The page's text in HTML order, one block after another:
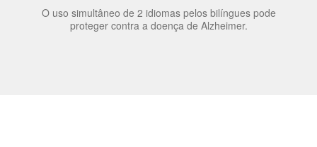
O uso simultâneo de 2 idiomas pelos bilíngues pode
proteger contra a doença de Alzheimer.